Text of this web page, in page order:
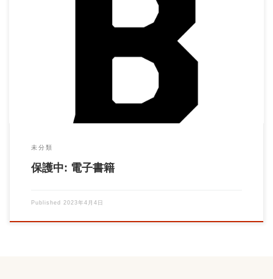
この投稿はパスワードで保護されているため抜粋文はありませ
未分類
保護中: 電子書籍
Published 2023年4月4日